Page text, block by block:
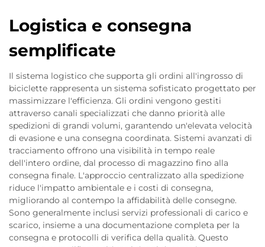
Logistica e consegna
semplificate
Il sistema logistico che supporta gli ordini all'ingrosso di
biciclette rappresenta un sistema sofisticato progettato per
massimizzare l'efficienza. Gli ordini vengono gestiti
attraverso canali specializzati che danno priorità alle
spedizioni di grandi volumi, garantendo un'elevata velocità
di evasione e una consegna coordinata. Sistemi avanzati di
tracciamento offrono una visibilità in tempo reale
dell'intero ordine, dal processo di magazzino fino alla
consegna finale. L'approccio centralizzato alla spedizione
riduce l'impatto ambientale e i costi di consegna,
migliorando al contempo la affidabilità delle consegne.
Sono generalmente inclusi servizi professionali di carico e
scarico, insieme a una documentazione completa per la
consegna e protocolli di verifica della qualità. Questo